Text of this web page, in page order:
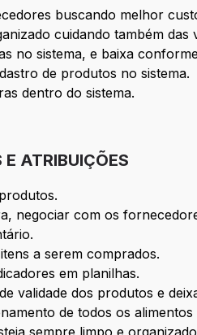
buscando melhor
cuidando também das
no sistema, e baixa
de produtos no sistema.
dentro do sistema.
ATRIBUIÇÕES
negociar com os
a serem comprados.
em planilhas.
validade dos produtos e
de todos os